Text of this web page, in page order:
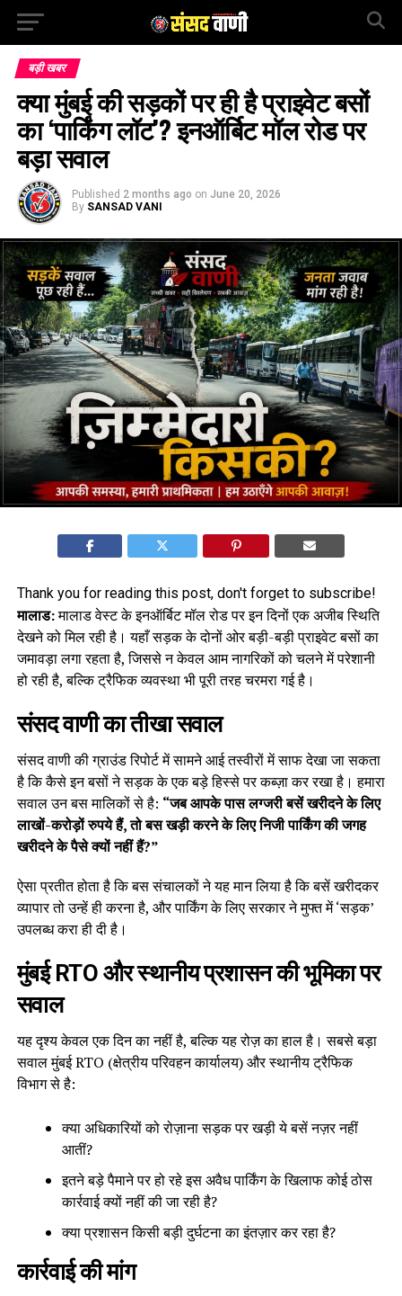
बड़ी खबर
क्या मुंबई की सड़कों पर ही है प्राइवेट बसों
का ‘पार्किंग लॉट’? इनऑर्बिट मॉल रोड पर
बड़ा सवाल
Published 2 months ago on June 20, 2026
By SANSAD VANI
Thank you for reading this post, don't forget to subscribe!
मालाड:मालाड वेस्ट के इनऑर्बिट मॉल रोड पर इन दिनों एक अजीब स्थिति
देखने को मिल रही है। यहाँ सड़क के दोनों ओर बड़ी-बड़ी प्राइवेट बसों का
जमावड़ा लगा रहता है, जिससे न केवल आम नागरिकों को चलने में परेशानी
हो रही है, बल्कि ट्रैफिक व्यवस्था भी पूरी तरह चरमरा गई है।
संसद वाणी का तीखा सवाल
संसद वाणी की ग्राउंड रिपोर्ट में सामने आई तस्वीरों में साफ देखा जा सकता
है कि कैसे इन बसों ने सड़क के एक बड़े हिस्से पर कब्ज़ा कर रखा है। हमारा
सवाल उन बस मालिकों से है: “जब आपके पास लग्जरी बसें खरीदने के लिए
लाखों-करोड़ों रुपये हैं, तो बस खड़ी करने के लिए निजी पार्किंग की जगह
खरीदने के पैसे क्यों नहीं हैं?”
ऐसा प्रतीत होता है कि बस संचालकों ने यह मान लिया है कि बसें खरीदकर
व्यापार तो उन्हें ही करना है, और पार्किंग के लिए सरकार ने मुफ्त में ‘सड़क’
उपलब्ध करा ही दी है।
मुंबई RTO और स्थानीय प्रशासन की भूमिका पर
सवाल
यह दृश्य केवल एक दिन का नहीं है, बल्कि यह रोज़ का हाल है। सबसे बड़ा
सवाल मुंबई RTO (क्षेत्रीय परिवहन कार्यालय) और स्थानीय ट्रैफिक
विभाग से है:
क्या अधिकारियों को रोज़ाना सड़क पर खड़ी ये बसें नज़र नहीं
आतीं?
इतने बड़े पैमाने पर हो रहे इस अवैध पार्किंग के खिलाफ कोई ठोस
कार्रवाई क्यों नहीं की जा रही है?
क्या प्रशासन किसी बड़ी दुर्घटना का इंतज़ार कर रहा है?
कार्रवाई की मांग